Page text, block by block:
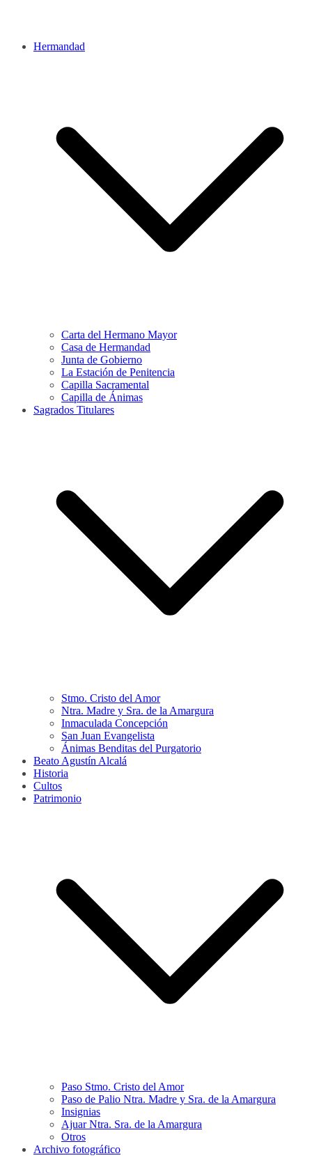
Hermandad
Carta del Hermano Mayor
Casa de Hermandad
Junta de Gobierno
La Estación de Penitencia
Capilla Sacramental
Capilla de Ánimas
Sagrados Titulares
Stmo. Cristo del Amor
Ntra. Madre y Sra. de la Amargura
Inmaculada Concepción
San Juan Evangelista
Ánimas Benditas del Purgatorio
Beato Agustín Alcalá
Historia
Cultos
Patrimonio
Paso Stmo. Cristo del Amor
Paso de Palio Ntra. Madre y Sra. de la Amargura
Insignias
Ajuar Ntra. Sra. de la Amargura
Otros
Archivo fotográfico